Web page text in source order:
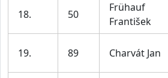
18. 50
Frühauf
František
19. 89 Charvát Jan